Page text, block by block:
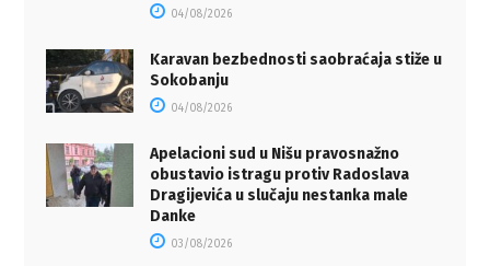
04/08/2026
Karavan bezbednosti saobraćaja stiže u
Sokobanju
04/08/2026
Apelacioni sud u Nišu pravosnažno
obustavio istragu protiv Radoslava
Dragijevića u slučaju nestanka male
Danke
03/08/2026